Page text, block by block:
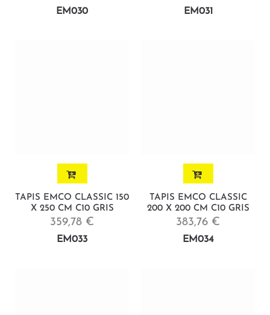
EM030 EM031
TAPIS EMCO CLASSIC 150
X 250 CM C10 GRIS
359,78 €
EM033
TAPIS EMCO CLASSIC
200 X 200 CM C10 GRIS
383,76 €
EM034